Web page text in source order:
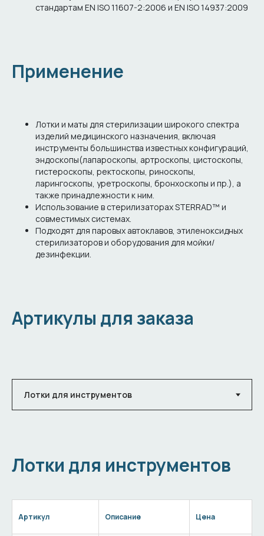
стандартам EN ISO 11607-2:2006 и EN ISO 14937:2009
Применение
Лотки и маты для стерилизации широкого спектра
изделий медицинского назначения, включая
инструменты большинства известных конфигураций,
эндоскопы(лапароскопы, артроскопы, цистоскопы,
гистероскопы, ректоскопы, риноскопы,
ларингоскопы, уретроскопы, бронхоскопы и пр.), а
также принадлежности к ним.
Использование в стерилизаторах STERRAD™ и
совместимых системах.
Подходят для паровых автоклавов, этиленоксидных
стерилизаторов и оборудования для мойки/
дезинфекции.
Артикулы для заказа
Лотки для инструментов
Артикул Описание Цена